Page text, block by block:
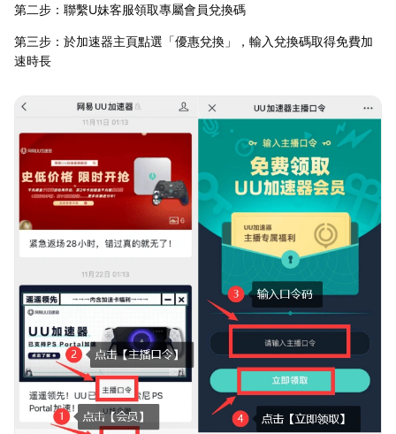
第二步：聯繫U妹客服領取專屬會員兌換碼
第三步：於加速器主頁點選「優惠兌換」，輸入兌換碼取得免費加
速時長